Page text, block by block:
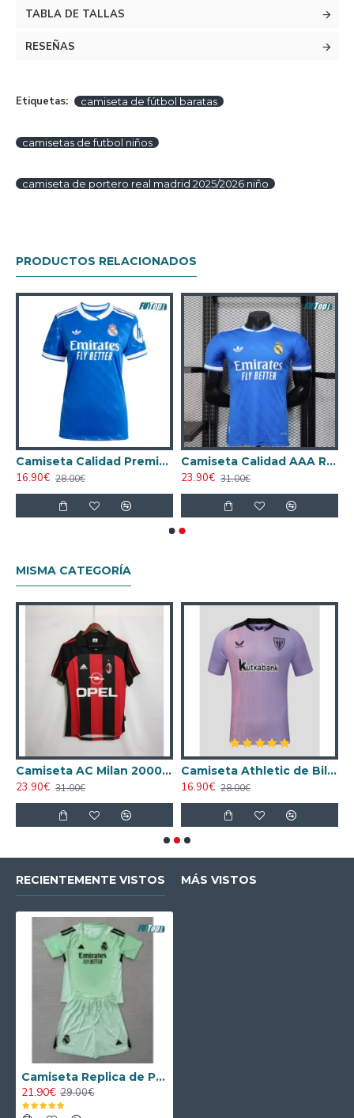
TABLA DE TALLAS
RESEÑAS
Etiquetas: camiseta de fútbol baratas
camisetas de futbol niños
camiseta de portero real madrid 2025/2026 niño
PRODUCTOS RELACIONADOS
Camiseta Calidad Premium Real Madrid Alternativo 2025/26 Mujer
16.90€ 28.00€
Camiseta Calidad AAA Real Madrid Third 2025/26 Versión Jugador
23.90€ 31.00€
MISMA CATEGORÍA
Camiseta AC Milan 2000/2001 Local Retro
23.90€ 31.00€
Camiseta Athletic de Bilbao 2024/2025 Alternativo
16.90€ 28.00€
RECIENTEMENTE VISTOS MÁS VISTOS
Camiseta Replica de Portero Real Madrid 2025/26 (Camiseta + Pantalón Corto) Verde
21.90€ 29.00€